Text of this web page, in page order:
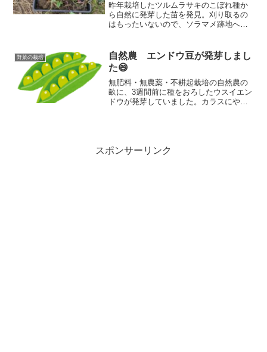
昨年栽培したツルムラサキのこぼれ種か
ら自然に発芽した苗を発見。刈り取るの
はもったいないので、ソラマメ跡地へ移
います。😊
野菜の栽培
自然農 エンドウ豆が発芽しまし
た😄
無肥料・無農薬・不耕起栽培の自然農の
畝に、3週間前に種をおろしたウスイエン
ドウが発芽していました。カラスにやら
スポンサーリンク